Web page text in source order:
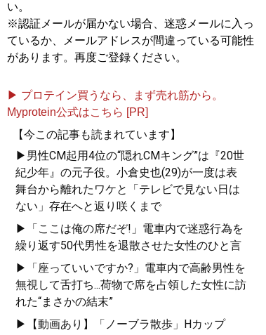
い。
※認証メールが届かない場合、迷惑メールに入っ
ているか、メールアドレスが間違っている可能性
があります。再度ご登録ください。
▶ プロテイン買うなら、まず売れ筋から。
Myprotein公式はこちら [PR]
【今この記事も読まれています】
▶男性CM起用4位の“隠れCMキング”は『20世
紀少年』の元子役。小倉史也(29)が一度は表
舞台から離れたワケと「テレビで見ない日は
ない」存在へと返り咲くまで
▶「ここは俺の席だぞ!」電車内で迷惑行為を
繰り返す50代男性を退散させた女性のひと言
▶「座っていいですか?」電車内で高齢男性を
無視して舌打ち...荷物で席を占領した女性に訪
れた“まさかの結末”
▶【動画あり】「ノーブラ散歩」Hカップ